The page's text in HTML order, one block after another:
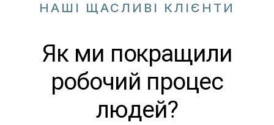
НАШІ ЩАСЛИВІ КЛІЄНТИ
Як ми покращили
робочий процес
людей?